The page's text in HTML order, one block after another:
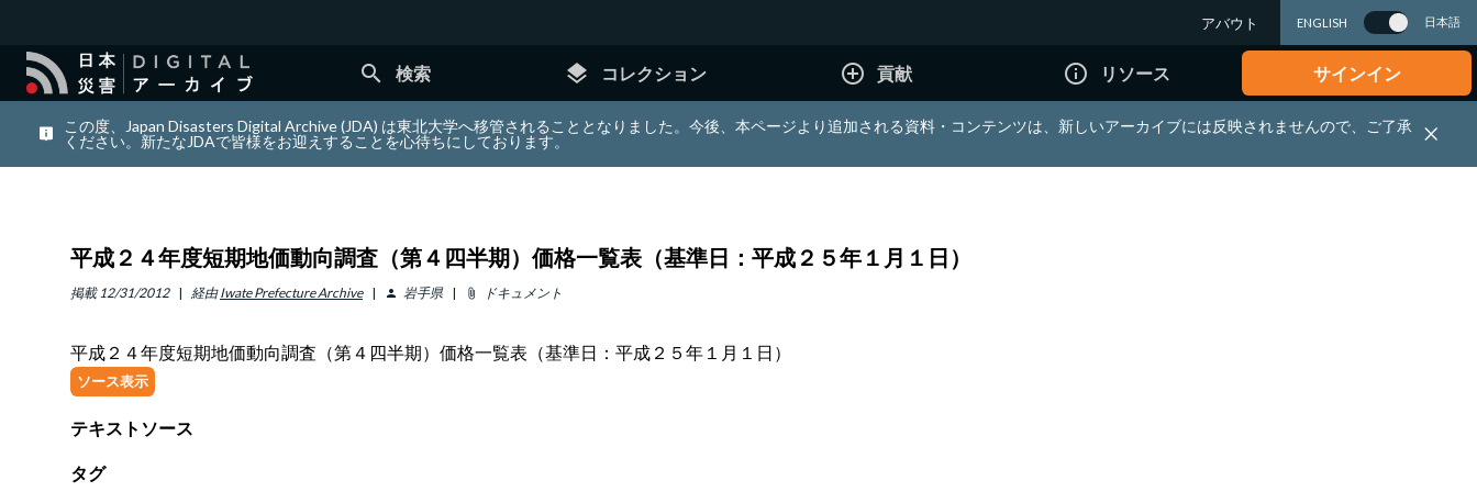
アバウト ENGLISH 日本語
search 検索 layers コレクション add_circle_outline 貢献 info_outline リソース サインイン
この度、Japan Disasters Digital Archive (JDA) は東北大学へ移管されることとなりました。今後、本ページより追加される資料・コンテンツは、新しいアーカイブには反映されませんので、ご了承
ください。新たなJDAで皆様をお迎えすることを心待ちにしております。
平成２４年度短期地価動向調査（第４四半期）価格一覧表（基準日：平成２５年１月１日）
掲載 12/31/2012 経由 Iwate Prefecture Archive person 岩手県 attach_file ドキュメント
平成２４年度短期地価動向調査（第４四半期）価格一覧表（基準日：平成２５年１月１日）
ソース表示
テキストソース
タグ